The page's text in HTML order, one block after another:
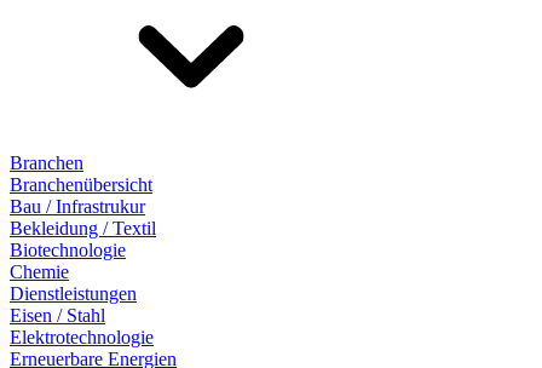
Branchen
Branchenübersicht
Bau / Infrastrukur
Bekleidung / Textil
Biotechnologie
Chemie
Dienstleistungen
Eisen / Stahl
Elektrotechnologie
Erneuerbare Energien